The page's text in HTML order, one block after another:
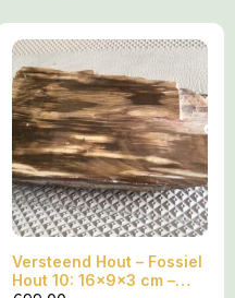
Versteend Hout – Fossiel
Hout 10: 16x9x3 cm –